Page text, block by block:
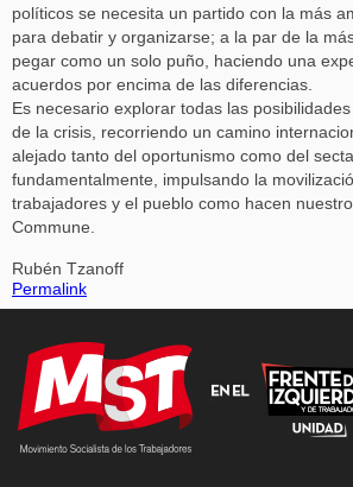
políticos se necesita un partido con la más
para debatir y organizarse; a la par de la
pegar como un solo puño, haciendo una
acuerdos por encima de las diferencias.
Es necesario explorar todas las
de la crisis, recorriendo un camino
alejado tanto del oportunismo como del
fundamentalmente, impulsando la
trabajadores y el pueblo como hacen
Commune.
Rubén Tzanoff
Permalink